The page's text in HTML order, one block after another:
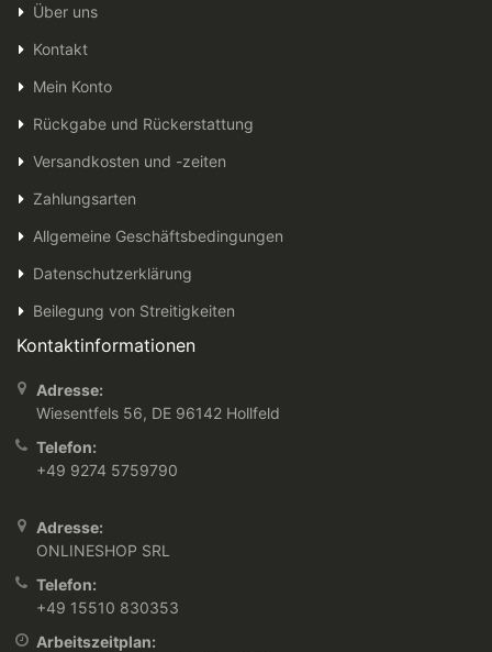
Über uns
Kontakt
Mein Konto
Rückgabe und Rückerstattung
Versandkosten und -zeiten
Zahlungsarten
Allgemeine Geschäftsbedingungen
Datenschutzerklärung
Beilegung von Streitigkeiten
Kontaktinformationen
Adresse:
Wiesentfels 56, DE 96142 Hollfeld
Telefon:
+49 9274 5759790
Adresse:
ONLINESHOP SRL
Telefon:
+49 15510 830353
Arbeitszeitplan: